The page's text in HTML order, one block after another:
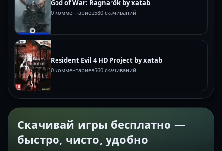
God of War: Ragnarök by xatab
0 комментариев580 скачиваний
Resident Evil 4 HD Project by xatab
0 комментариев560 скачиваний
Скачивай игры бесплатно —
быстро, чисто, удобно